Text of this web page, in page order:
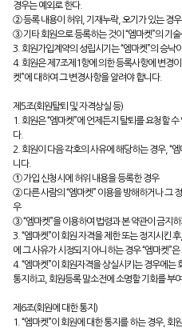
경우는 예외로 한다.
② 등록 내용이 허위, 기재누락, 오기가 있는 경우
③ 기타 회원으로 등록하는 것이 “엠마켓”의 기
3. 회원가입계약의 성립시기는 “엠마켓”의 승낙
4. 회원은 제7조제1항에 의한 등록사항에 변경
켓”에 대하여 그 변경사항을 알려야 합니다.
제5조(회원탈퇴 및 자격상실 등)
1. 회원은 “엠마켓”에 언제든지 탈퇴를 요청할
다.
2. 회원이 다음 각호의 사유에 해당하는 경우, “
니다.
① 가입 신청시에 허위 내용을 등록한 경우
② 다른 사람의 “엠마켓” 이용을 방해하거나 그
우
③ “엠마켓”을 이용하여 법령과 본 약관이 금지
3. “엠마켓”이 회원 자격을 제한 또는 정지시킨
에 그 사유가 시정되지 아니하는 경우 “엠마켓”
4. “엠마켓”이 회원자격을 상실시키는 경우에는
통지하고, 회원등록 말소전에 소명할 기회를 부
제6조(회원에 대한 통지)
1. “엠마켓”이 회원에 대한 통지를 하는 경우, 회